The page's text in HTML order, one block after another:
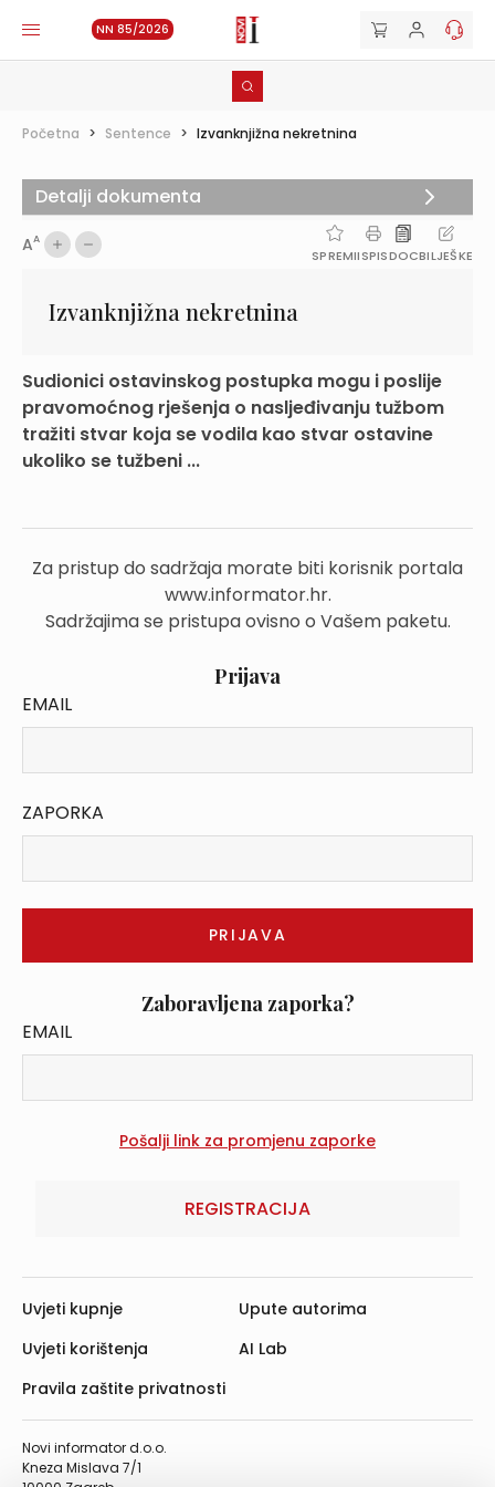
NN 85/2026
Početna > Sentence > Izvanknjižna nekretnina
AA
SPREMIISPISDOCBILJEŠKE
Izvanknjižna nekretnina
Sudionici ostavinskog postupka mogu i poslije
pravomoćnog rješenja o nasljeđivanju tužbom
tražiti stvar koja se vodila kao stvar ostavine
ukoliko se tužbeni ...
Za pristup do sadržaja morate biti korisnik portala
www.informator.hr.
Sadržajima se pristupa ovisno o Vašem paketu.
Prijava
EMAIL
ZAPORKA
Zaboravljena zaporka?
EMAIL
REGISTRACIJA
Detalji dokumenta
Novi informator d.o.o.
Kneza Mislava 7/1
Uvjeti kupnje
Uvjeti korištenja
Pravila zaštite privatnosti
Upute autorima
AI Lab